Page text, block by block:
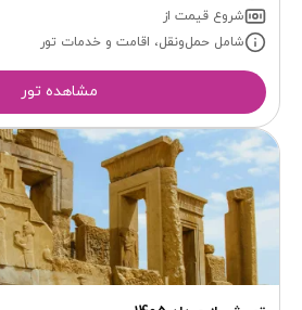
شروع قیمت از
شامل حمل‌ونقل، اقامت و خدمات تور
مشاهده تور